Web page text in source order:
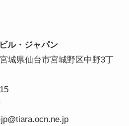
ル・ジャパン
城県仙台市宮城野区中野3丁
jp@tiara.ocn.ne.jp